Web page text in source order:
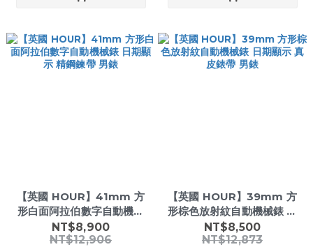
【英國 HOUR】41mm 方
形白面阿拉伯數字自動機械
錶 日期顯示 精鋼鍊帶 男錶
NT$8,900
NT$12,906
【英國 HOUR】39mm 方
形棕色放射紋自動機械錶 日
期顯示 真皮錶帶 男錶
NT$8,500
NT$12,873